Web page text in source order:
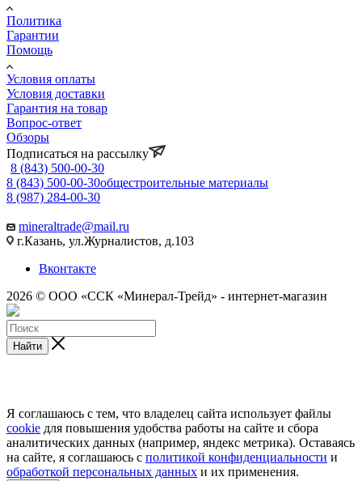
Политика
Гарантии
Помощь
Условия оплаты
Условия доставки
Гарантия на товар
Вопрос-ответ
Обзоры
Подписаться на рассылку
8 (843) 500-00-30
8 (843) 500-00-30общестроительные материалы
8 (987) 284-00-30
mineraltrade@mail.ru
г.Казань, ул.Журналистов, д.103
Вконтакте
2026 © ООО «ССК «Минерал-Трейд» - интернет-магазин
Найти
Я соглашаюсь с тем, что владелец сайта использует файлы
cookie для повышения удобства работы на сайте и сбора
аналитических данных (например, яндекс метрика). Оставаясь
на сайте, я соглашаюсь с политикой конфиденциальности и
обработкой персональных данных и их применения.